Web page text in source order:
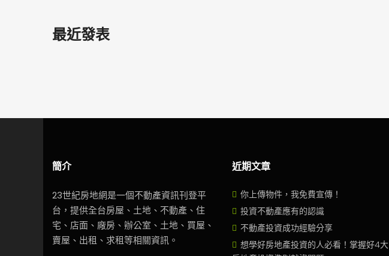
最近發表
簡介
23世紀房地網是一個不動產資訊刊登平
台，提供全台房屋、土地、不動產、住
宅、店面、廠房、辦公室、土地、買屋、
賣屋、出租、求租等相關資訊。
近期文章
你上傳物件，我免費宣傳！
投資不動產應有的認識
不動產投資成功經驗分享
想學好房地產投資的人必看！掌握好4大